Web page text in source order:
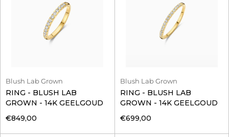
Blush Lab Grown
RING - BLUSH LAB
GROWN - 14K GEELGOUD
€849,00
Blush Lab Grown
RING - BLUSH LAB
GROWN - 14K GEELGOUD
€699,00